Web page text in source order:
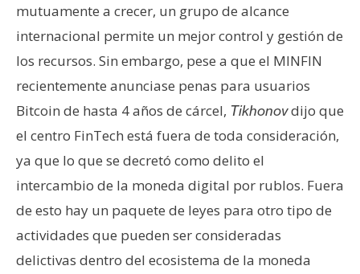
mutuamente a crecer, un grupo de alcance
internacional permite un mejor control y gestión de
los recursos. Sin embargo, pese a que el MINFIN
recientemente anunciase penas para usuarios
Bitcoin de hasta 4 años de cárcel, Tikhonovdijo que
el centro FinTech está fuera de toda consideración,
ya que lo que se decretó como delito el
intercambio de la moneda digital por rublos. Fuera
de esto hay un paquete de leyes para otro tipo de
actividades que pueden ser consideradas
delictivas dentro del ecosistema de la moneda